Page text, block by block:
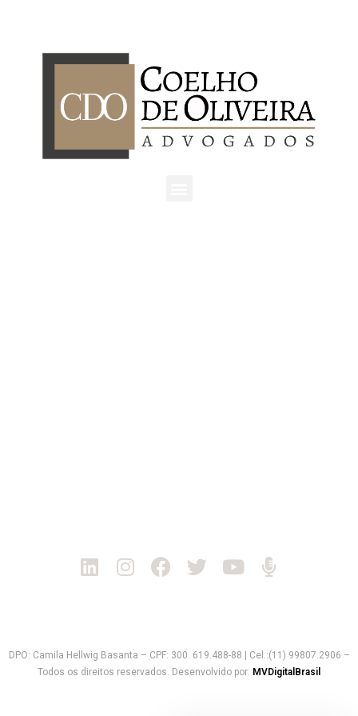
DPO: Camila Hellwig Basanta – CPF: 300. 619.488-88 | Cel.:(11) 99807.2906 –
Todos os direitos reservados. Desenvolvido por: MVDigitalBrasil